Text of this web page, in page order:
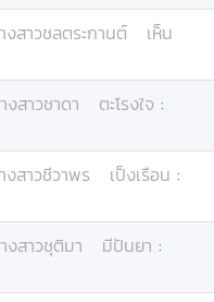
งสาวชลตระกานต์
เห็น
งสาวชาดา ตะโรงใจ :
งสาวชีวาพร เป็งเรือน :
งสาวชุติมา มีปันยา :